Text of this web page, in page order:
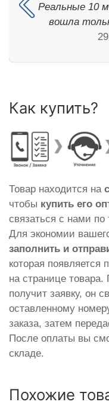
Реальные 10
вошла
Как купить?
Товар находится на
чтобы купить его
связаться с нами по
Для экономии
заполнить и
которая появляется
на странице товара.
получит заявку, он
оставленному
заказа, затем
После оплаты вы
складе.
Похожие